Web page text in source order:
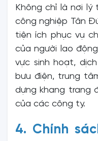
Không chỉ là nơi
công nghiệp Tân
tiện ích phục vụ
của người lao
vực sinh hoạt,
bưu điện, trung
dựng khang trang
của các công ty.
4. Chính